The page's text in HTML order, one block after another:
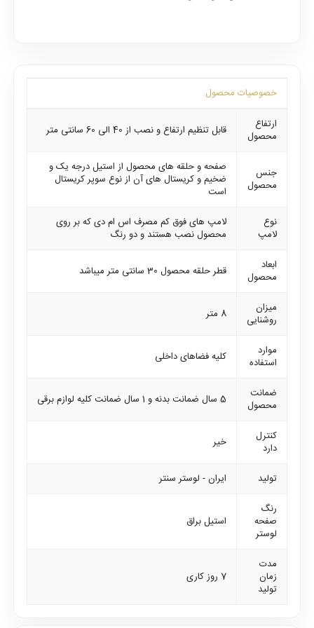
خصوصیات محصول
ارتفاع
محصول
قابل تنظیم ارتفاع و نصب از 40 الی 60 سانتی متر
جنس
محصول
صفحه و حلقه های محصول از استیل درجه یک و
ضخیم و کریستال های آن از نوع سوپر کریستال
است
نوع
لامپ
لامپ های فوق کم مصرف اس ام دی که بر روی
محصول نصب هستند و دو رنگ
ابعاد
محصول
قطر حلقه محصول 30 سانتی متر میباشد
میزان
روشنایی
8 متر
موارد
استفاده
کلیه فضاهای داخلی
ضمانت
محصول
5 سال ضمانت بدنه و 1 سال ضمانت کلیه لوازم برقی
کنترل
دارد
خیر
تولید
ایران - لوستر سنتر
رنگ
صفحه
لوستر
استیل براق
مدت
زمان
تولید
7 روز کاری